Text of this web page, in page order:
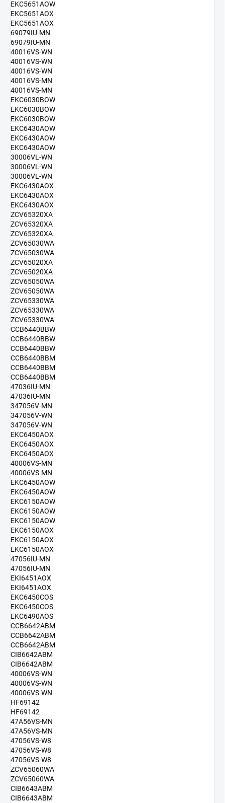
EKC5651AOW
EKC5651AOX
EKC5651AOX
69079IU-MN
69079IU-MN
40016VS-WN
40016VS-WN
40016VS-WN
40016VS-MN
40016VS-MN
EKC6030BOW
EKC6030BOW
EKC6030BOW
EKC6430AOW
EKC6430AOW
EKC6430AOW
30006VL-WN
30006VL-WN
30006VL-WN
EKC6430AOX
EKC6430AOX
EKC6430AOX
ZCV65320XA
ZCV65320XA
ZCV65320XA
ZCV65030WA
ZCV65030WA
ZCV65020XA
ZCV65020XA
ZCV65050WA
ZCV65050WA
ZCV65330WA
ZCV65330WA
ZCV65330WA
CCB6440BBW
CCB6440BBW
CCB6440BBW
CCB6440BBM
CCB6440BBM
CCB6440BBM
47036IU-MN
47036IU-MN
347056V-MN
347056V-WN
347056V-WN
EKC6450AOX
EKC6450AOX
EKC6450AOX
40006VS-MN
40006VS-MN
EKC6450AOW
EKC6450AOW
EKC6150AOW
EKC6150AOW
EKC6150AOW
EKC6150AOX
EKC6150AOX
EKC6150AOX
47056IU-MN
47056IU-MN
EKI6451AOX
EKI6451AOX
EKC6450COS
EKC6450COS
EKC6490AOS
CCB6642ABM
CCB6642ABM
CCB6642ABM
CIB6642ABM
CIB6642ABM
40006VS-WN
40006VS-WN
40006VS-WN
HF69142
HF69142
47A56VS-MN
47A56VS-MN
47056VS-W8
47056VS-W8
47056VS-W8
ZCV65060WA
ZCV65060WA
CIB6643ABM
CIB6643ABM